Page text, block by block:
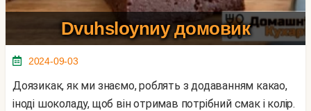
Dvuhsloynиy домовик
2024-09-03
Доязикак, як ми знаємо, роблять з додаванням какао,
іноді шоколаду, щоб він отримав потрібний смак і колір.